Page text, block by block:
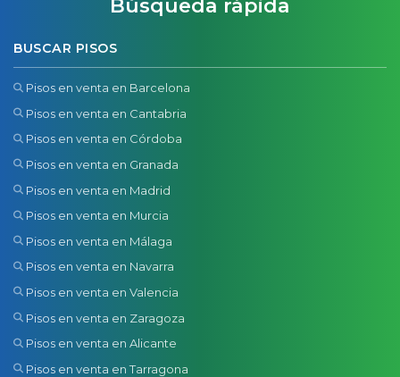
Búsqueda rápida
BUSCAR PISOS
Pisos en venta en Barcelona
Pisos en venta en Cantabria
Pisos en venta en Córdoba
Pisos en venta en Granada
Pisos en venta en Madrid
Pisos en venta en Murcia
Pisos en venta en Málaga
Pisos en venta en Navarra
Pisos en venta en Valencia
Pisos en venta en Zaragoza
Pisos en venta en Alicante
Pisos en venta en Tarragona